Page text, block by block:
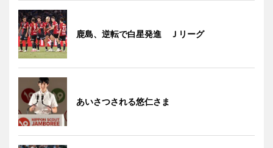
鹿島、逆転で白星発進 Ｊリーグ
あいさつされる悠仁さま